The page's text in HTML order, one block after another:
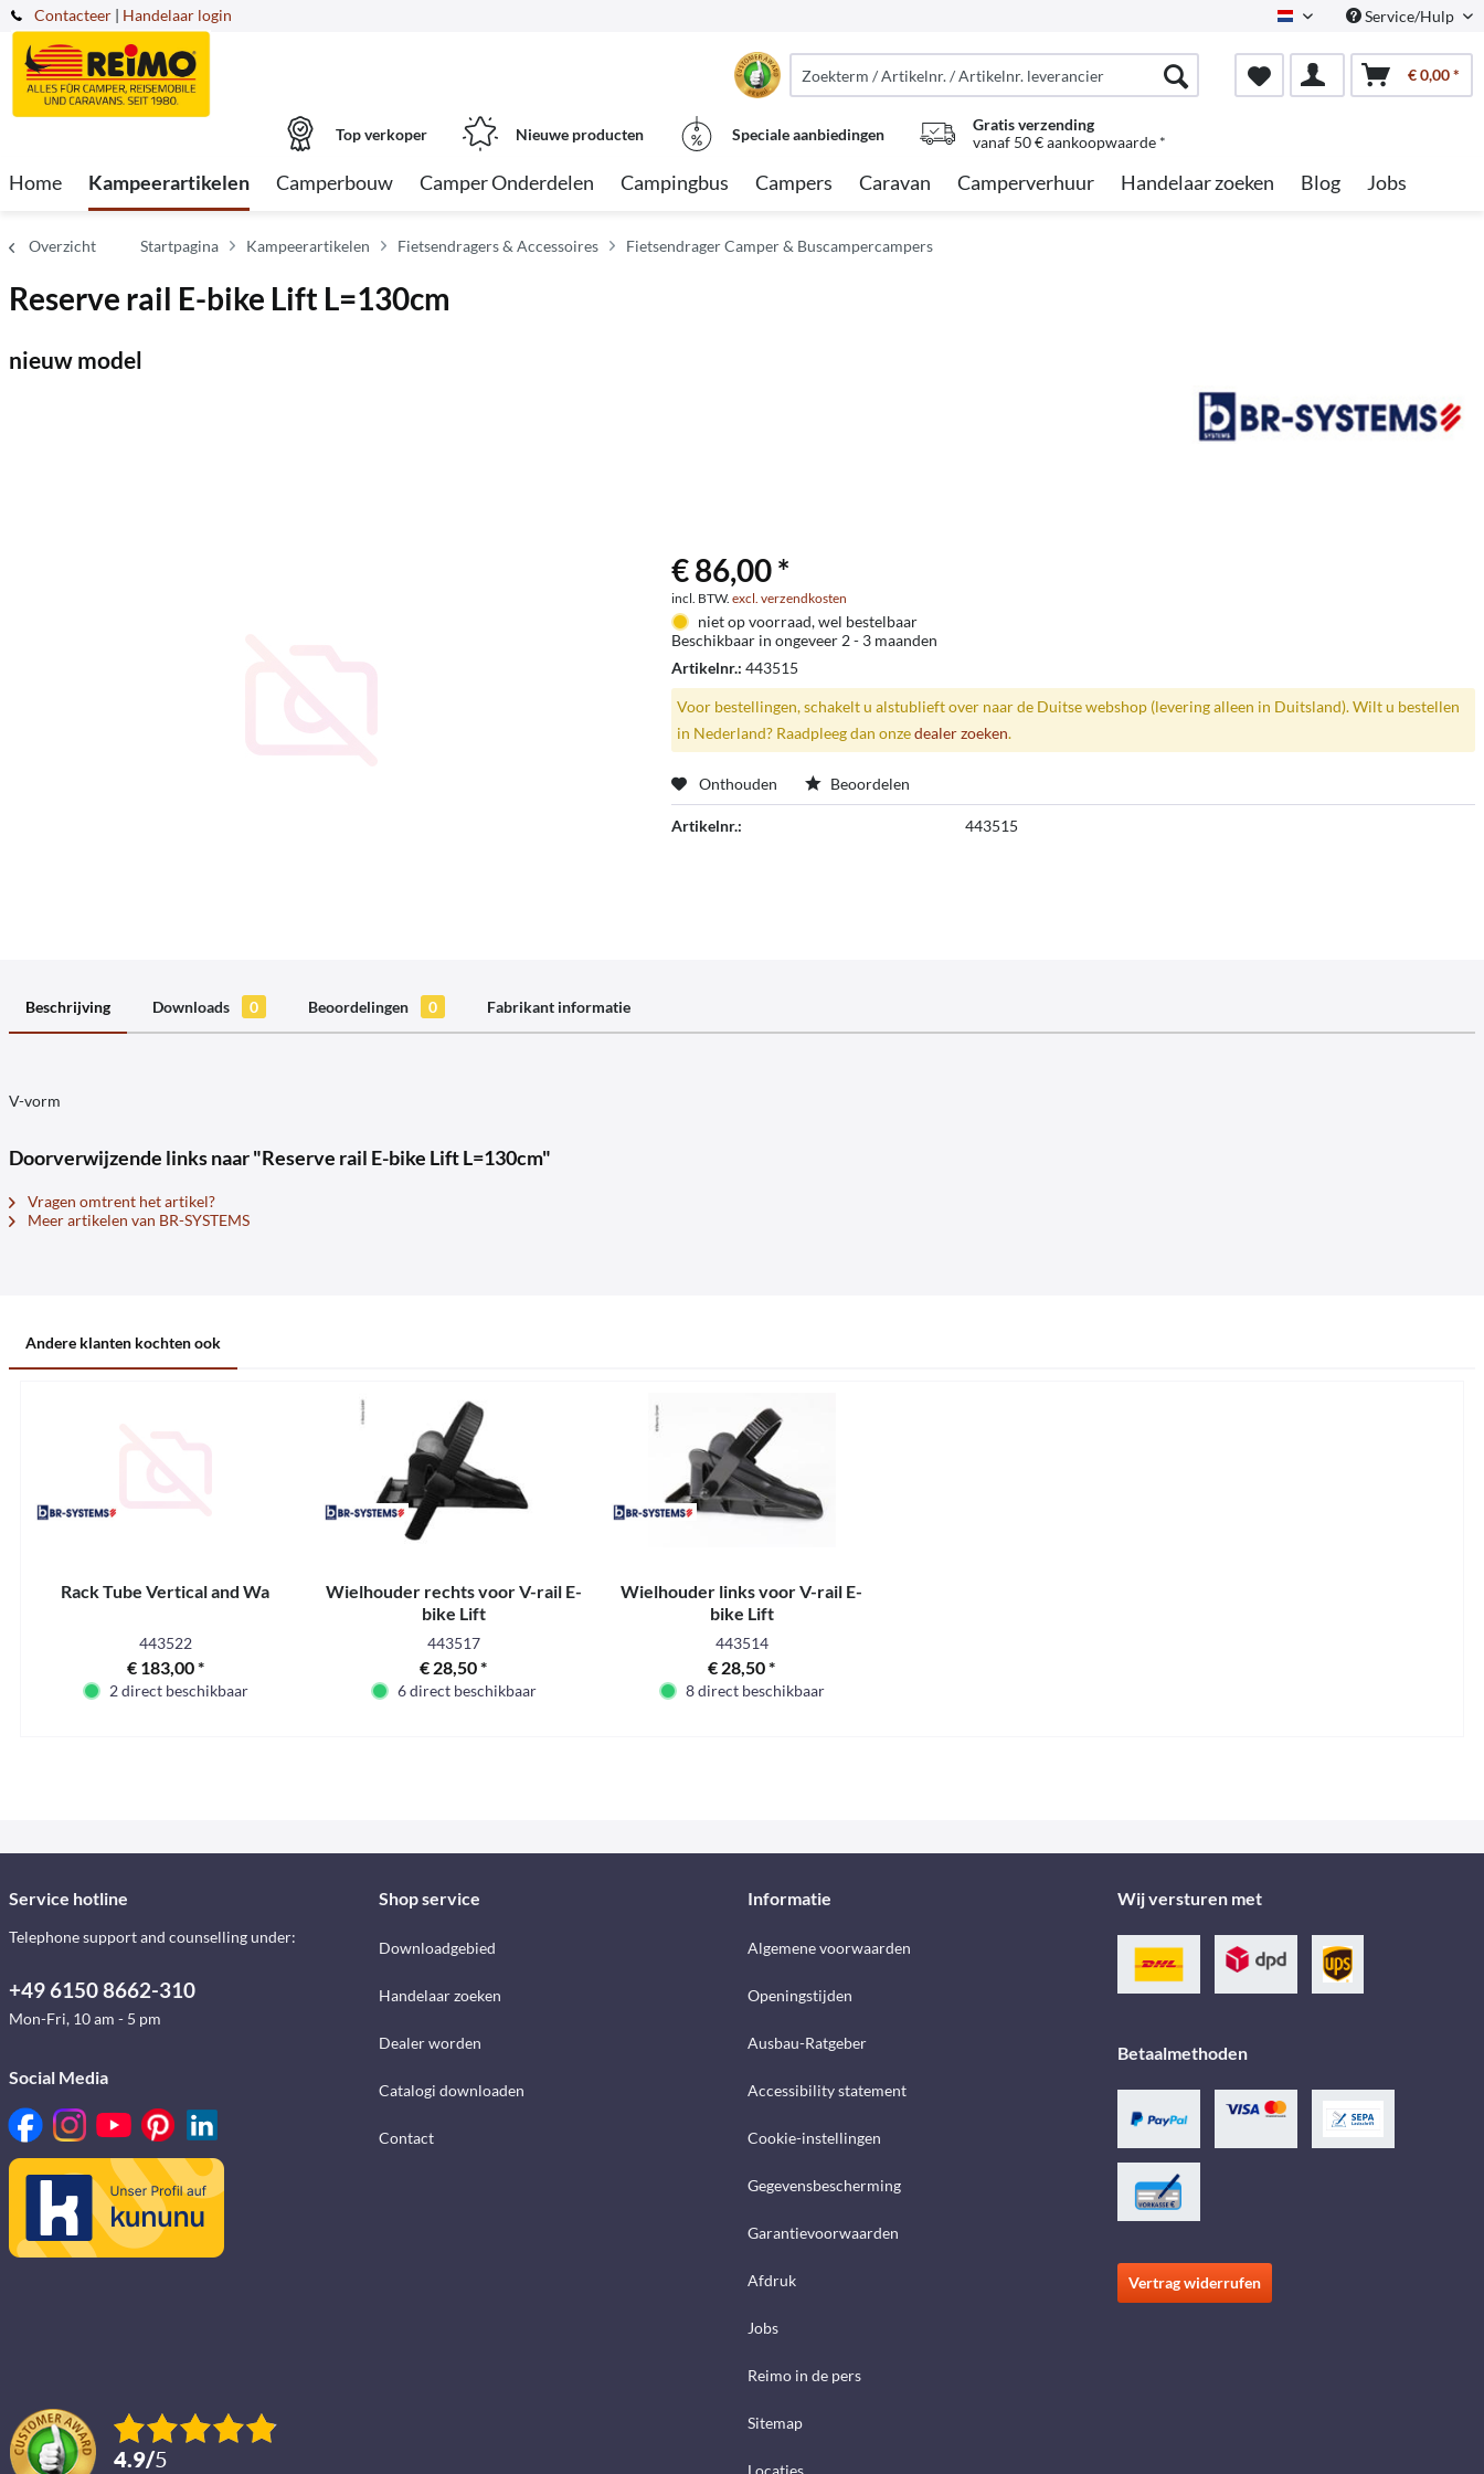
Contacteer Dutch Service/Hulp
| Handelaar login
€ 0,00 *
Top verkoper Nieuwe producten Speciale aanbiedingen
Gratis verzending
vanaf 50 € aankoopwaarde *
Home Kampeerartikelen Camperbouw Camper Onderdelen Campingbus Campers Caravan Camperverhuur Handelaar zoeken Blog Jobs
Overzicht Startpagina Kampeerartikelen Fietsendragers & Accessoires Fietsendrager Camper & Buscampercampers
Reserve rail E-bike Lift L=130cm
nieuw model
€ 86,00 *
incl. BTW.excl. verzendkosten
niet op voorraad, wel bestelbaar
Beschikbaar in ongeveer 2 - 3 maanden
Artikelnr.:443515
Voor bestellingen, schakelt u alstublieft over naar de Duitse webshop (levering alleen in Duitsland). Wilt u bestellen
in Nederland? Raadpleeg dan onzedealer zoeken.
Onthouden Beoordelen
Artikelnr.: 443515
Beschrijving Downloads 0 Beoordelingen 0 Fabrikant informatie
V-vorm
Doorverwijzende links naar "Reserve rail E-bike Lift L=130cm"
Vragen omtrent het artikel?
Meer artikelen van BR-SYSTEMS
Andere klanten kochten ook
Rack Tube Vertical and Wa
443522
€ 183,00 *
2 direct beschikbaar
Wielhouder rechts voor V-rail E-
bike Lift
443517
€ 28,50 *
6 direct beschikbaar
Wielhouder links voor V-rail E-
bike Lift
443514
€ 28,50 *
8 direct beschikbaar
Service hotline
Telephone support and counselling under:
+49 6150 8662-310
Mon-Fri, 10 am - 5 pm
Social Media
4.9/5
Shop service
Downloadgebied
Handelaar zoeken
Dealer worden
Catalogi downloaden
Contact
Informatie
Algemene voorwaarden
Openingstijden
Ausbau-Ratgeber
Accessibility statement
Cookie-instellingen
Gegevensbescherming
Garantievoorwaarden
Afdruk
Jobs
Reimo in de pers
Sitemap
Locaties
Wij versturen met
Betaalmethoden
Vertrag widerrufen